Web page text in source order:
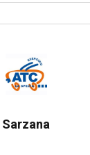
Sarzana